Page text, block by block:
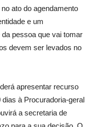
ato do agendamento
e um
pessoa que vai tomar
devem ser levados no
apresentar recurso
à Procuradoria-geral
a secretaria de